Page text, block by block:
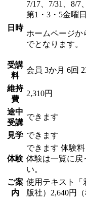
日時
7/17、7/31、8/7
第1・3・5金曜
ホームページか
でとなります。
受講
料
会員 3か月 6回
維持
費
2,310円
途中
受講
できます
見学 できます
体験
できます 体験料
体験は一覧に戻
い。
ご案
内
使用テキスト「
版社）2,640円